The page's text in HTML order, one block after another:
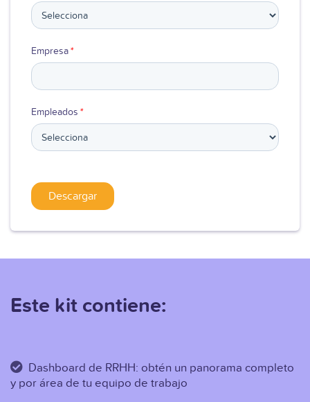
Empresa*
Empleados *
Este kit contiene:
Dashboard de RRHH: obtén un panorama completo
y por área de tu equipo de trabajo